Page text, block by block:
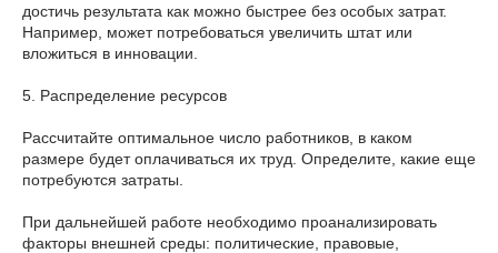
достичь результата как можно быстрее без особых затрат.
Например, может потребоваться увеличить штат или
вложиться в инновации.
5. Распределение ресурсов
Рассчитайте оптимальное число работников, в каком
размере будет оплачиваться их труд. Определите, какие еще
потребуются затраты.
При дальнейшей работе необходимо проанализировать
факторы внешней среды: политические, правовые,